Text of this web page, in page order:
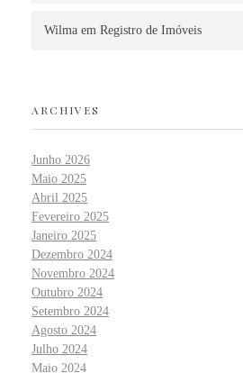
Wilma em Registro de Imóveis
ARCHIVES
Junho 2026
Maio 2025
Abril 2025
Fevereiro 2025
Janeiro 2025
Dezembro 2024
Novembro 2024
Outubro 2024
Setembro 2024
Agosto 2024
Julho 2024
Maio 2024